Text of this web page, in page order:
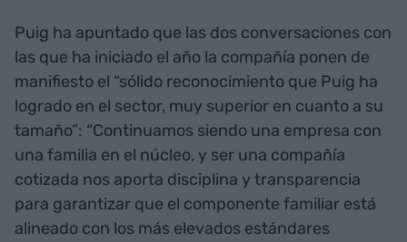
Puig ha apuntado que las dos conversaciones con
las que ha iniciado el año la compañía ponen de
manifiesto el “sólido reconocimiento que Puig ha
logrado en el sector, muy superior en cuanto a su
tamaño”: “Continuamos siendo una empresa con
una familia en el núcleo, y ser una compañía
cotizada nos aporta disciplina y transparencia
para garantizar que el componente familiar está
alineado con los más elevados estándares